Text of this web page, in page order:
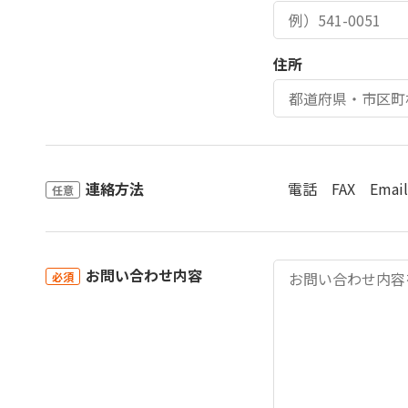
住所
任意 連絡方法 電話 FAX Email
必須 お問い合わせ内容